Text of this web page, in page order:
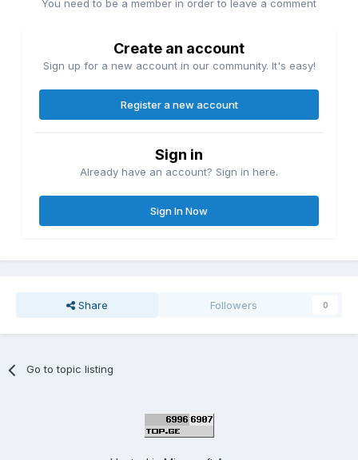
You need to be a member in order to leave a comment
Create an account
Sign up for a new account in our community. It's easy!
Register a new account
Sign in
Already have an account? Sign in here.
Sign In Now
Share Followers 0
Go to topic listing